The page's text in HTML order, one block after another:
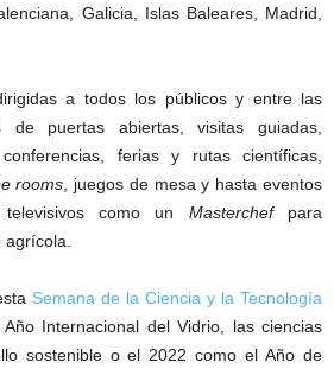
Galicia, Islas Baleares, Madrid,
a todos los públicos y entre las
de puertas abiertas, visitas guiadas,
ferias y rutas científicas,
rooms , juegos de mesa y hasta eventos
como un Masterchefpara
agrícola.
Semana de la Ciencia y la Tecnología
Internacional del Vidrio, las ciencias
sostenible o el 2022 como el Año de